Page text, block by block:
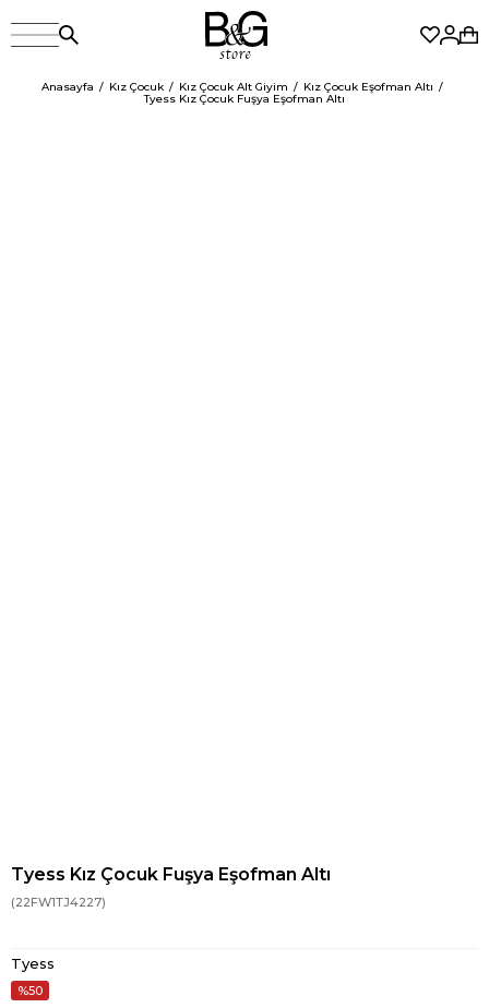
Anasayfa Kız Çocuk Kız Çocuk Alt Giyim
Kız Çocuk Eşofman Altı
Tyess Kız Çocuk Fuşya Eşofman Altı
Tyess Kız Çocuk Fuşya Eşofman Altı
(22FW1TJ4227)
Tyess
50